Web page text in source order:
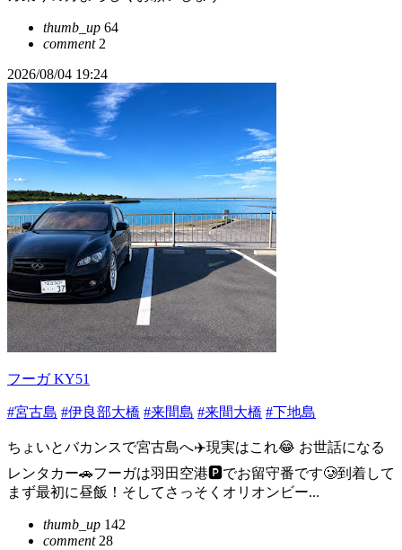
thumb_up 64
comment2
2026/08/04 19:24
フーガ KY51
#宮古島 #伊良部大橋 #来間島 #来間大橋 #下地島
ちょいとバカンスで宮古島へ✈️現実はこれ😂 お世話になる
レンタカー🚗フーガは羽田空港🅿️でお留守番です🥲到着して
まず最初に昼飯！そしてさっそくオリオンビー...
thumb_up 142
comment28